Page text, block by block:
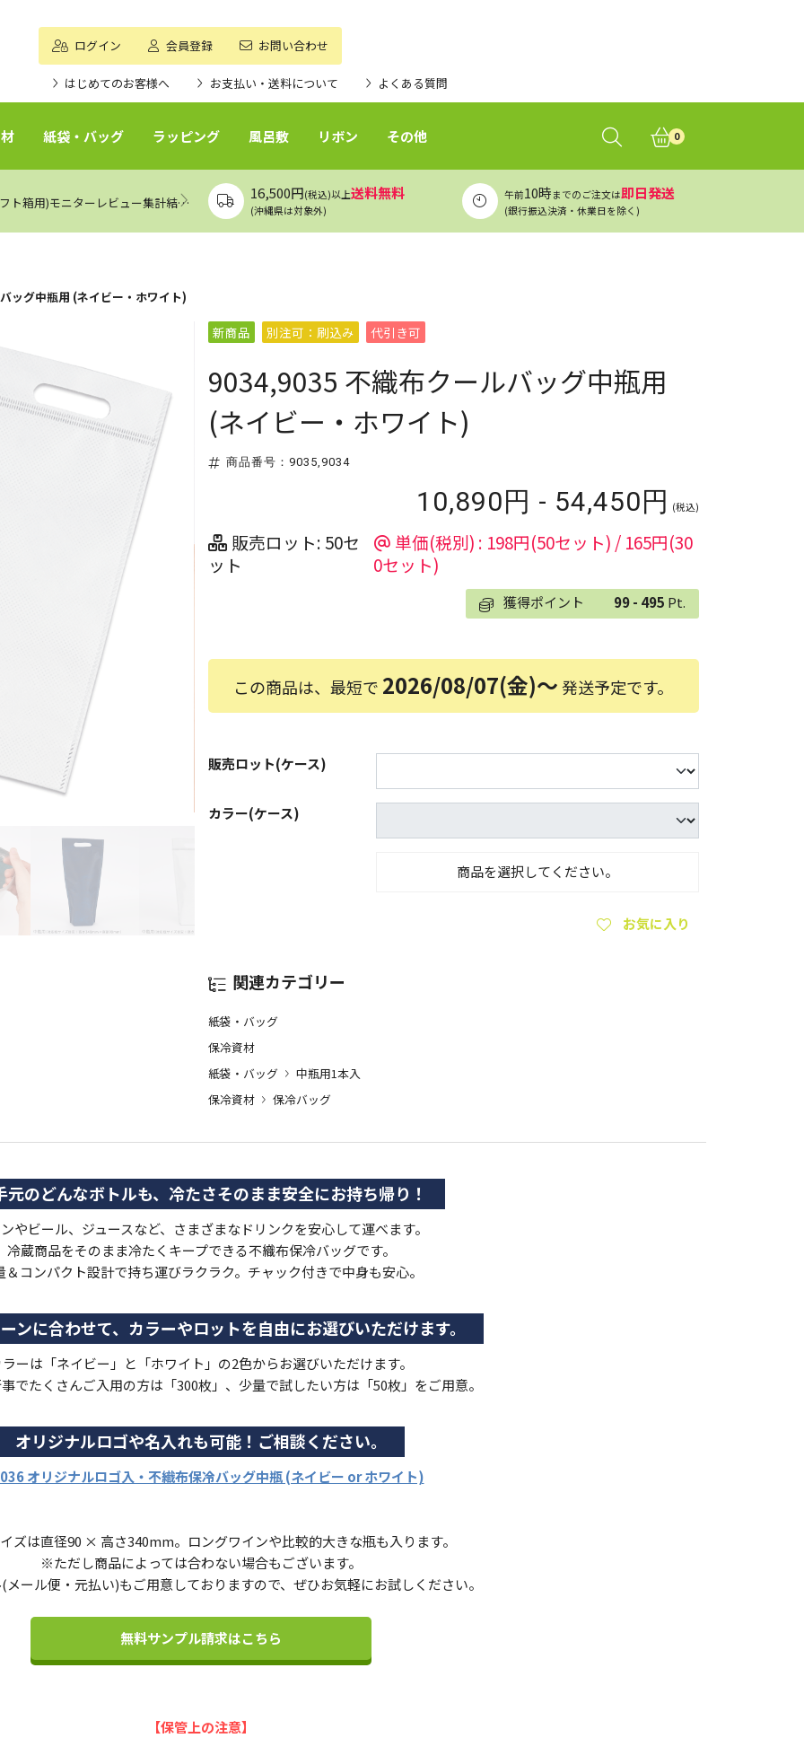
ログイン 会員登録 お問い合わせ
はじめてのお客様へ お支払い・送料について よくある質問
紙袋・バッグ ラッピング 風呂敷 リボン その他 0
エアークッション付き封筒(中瓶ギフト箱用)モニターレビュー集計結果（まとめ） 16,500円(税込)以上送料無料
(沖縄県は対象外)
午前10時 までのご注文は即日発送
(銀行振込決済・休業日を除く)
ッグ中瓶用 (ネイビー・ホワイト)
新商品 別注可：刷込み 代引き可
9034,9035 不織布クールバッグ中瓶用
(ネイビー・ホワイト)
商品番号：9035,9034
10,890円 - 54,450円 (税込)
販売ロット: 50セ
ット
単価(税別) : 198円(50セット) / 165円(30
0セット)
獲得ポイント 99 - 495 Pt.
この商品は、最短で 2026/08/07(金)～発送予定です。
販売ロット(ケース)
カラー(ケース)
商品を選択してください。
お気に入り
関連カテゴリー
紙袋・バッグ
保冷資材
紙袋・バッグ
中瓶用1本入
保冷資材
保冷バッグ
元のどんなボトルも、冷たさそのまま安全にお持ち帰り！
やビール、ジュースなど、さまざまなドリンクを安心して運べます。
冷蔵商品をそのまま冷たくキープできる不織布保冷バッグです。
＆コンパクト設計で持ち運びラクラク。チャック付きで中身も安心。
ンに合わせて、カラーやロットを自由にお選びいただけます。
ーは「ネイビー」と「ホワイト」の2色からお選びいただけます。
でたくさんご入用の方は「300枚」、少量で試したい方は「50枚」をご用意。
オリジナルロゴや名入れも可能！ご相談ください。
オリジナルロゴ入・不織布保冷バッグ中瓶 (ネイビー or ホワイト)
ズは直径90 × 高さ340mm。ロングワインや比較的大きな瓶も入ります。
※ただし商品によっては合わない場合もございます。
ール便・元払い)もご用意しておりますので、ぜひお気軽にお試しください。
無料サンプル請求はこちら
【保管上の注意】